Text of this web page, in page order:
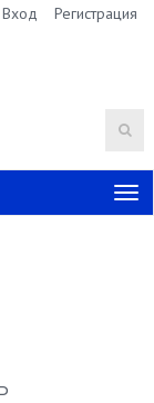
Вход Регистрация